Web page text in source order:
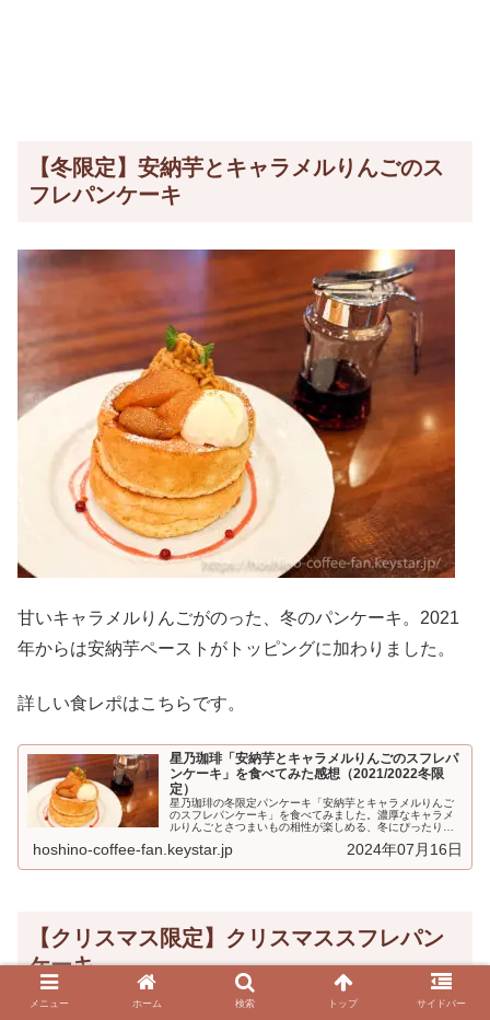
【冬限定】安納芋とキャラメルりんごのス
フレパンケーキ
甘いキャラメルりんごがのった、冬のパンケーキ。2021
年からは安納芋ペーストがトッピングに加わりました。
詳しい食レポはこちらです。
星乃珈琲「安納芋とキャラメルりんごのスフレパ
ンケーキ」を食べてみた感想（2021/2022冬限
定）
星乃珈琲の冬限定パンケーキ「安納芋とキャラメルりんご
のスフレパンケーキ」を食べてみました。濃厚なキャラメ
ルりんごとさつまいもの相性が楽しめる、冬にぴったりの
フレパンケー...
hoshino-coffee-fan.keystar.jp 2024年07月16日
【クリスマス限定】クリスマススフレパン
ケーキ
メニュー ホーム 検索 トップ サイドバー